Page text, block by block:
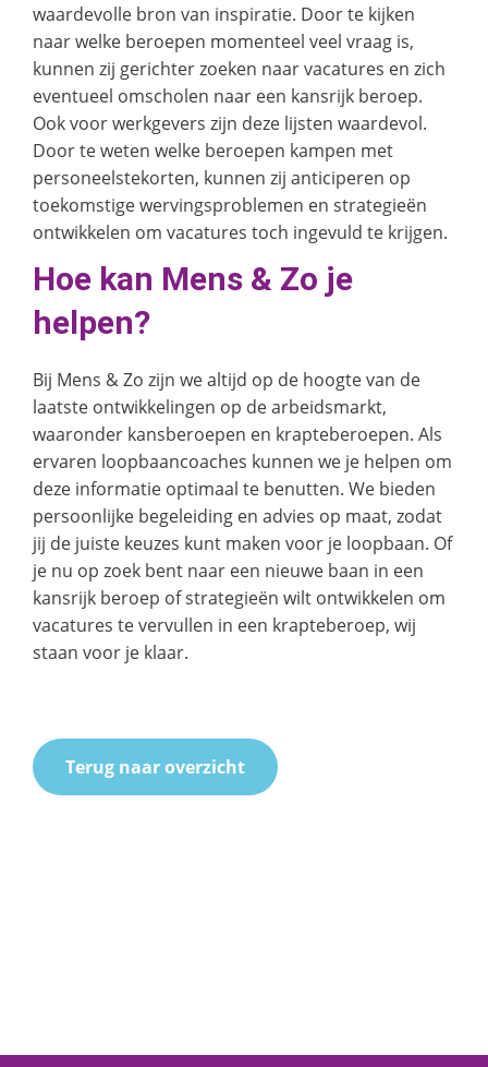
waardevolle bron van inspiratie. Door te kijken
naar welke beroepen momenteel veel vraag is,
kunnen zij gerichter zoeken naar vacatures en zich
eventueel omscholen naar een kansrijk beroep.
Ook voor werkgevers zijn deze lijsten waardevol.
Door te weten welke beroepen kampen met
personeelstekorten, kunnen zij anticiperen op
toekomstige wervingsproblemen en strategieën
ontwikkelen om vacatures toch ingevuld te krijgen.
Hoe kan Mens & Zo je
helpen?
Bij Mens & Zo zijn we altijd op de hoogte van de
laatste ontwikkelingen op de arbeidsmarkt,
waaronder kansberoepen en krapteberoepen. Als
ervaren loopbaancoaches kunnen we je helpen om
deze informatie optimaal te benutten. We bieden
persoonlijke begeleiding en advies op maat, zodat
jij de juiste keuzes kunt maken voor je loopbaan. Of
je nu op zoek bent naar een nieuwe baan in een
kansrijk beroep of strategieën wilt ontwikkelen om
vacatures te vervullen in een krapteberoep, wij
staan voor je klaar.
Terug naar overzicht